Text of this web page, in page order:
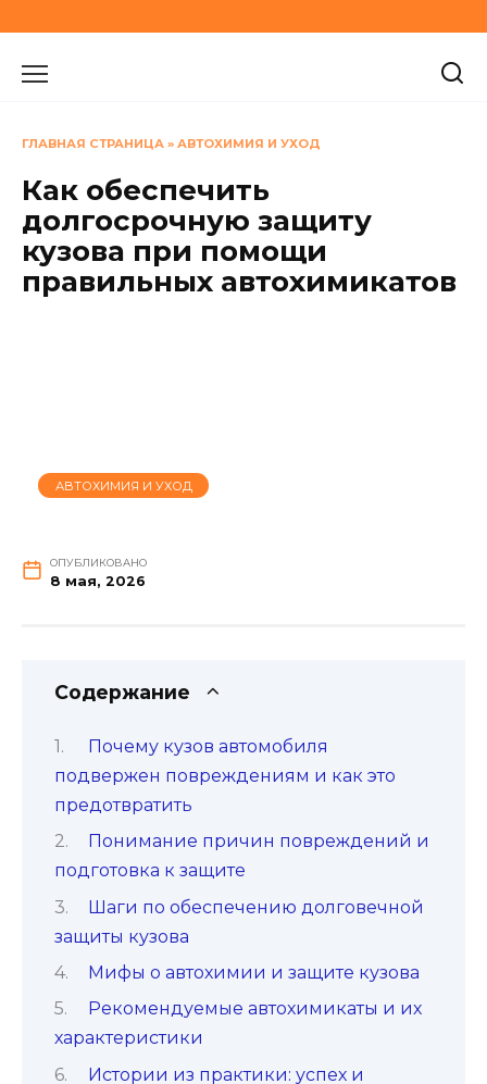
к
содержанию
ГЛАВНАЯ СТРАНИЦА » АВТОХИМИЯ И УХОД
Как обеспечить
долгосрочную защиту
кузова при помощи
правильных автохимикатов
АВТОХИМИЯ И УХОД
ОПУБЛИКОВАНО
8 мая, 2026
Содержание
Почему кузов автомобиля
подвержен повреждениям и как это
предотвратить
Понимание причин повреждений и
подготовка к защите
Шаги по обеспечению долговечной
защиты кузова
Мифы о автохимии и защите кузова
Рекомендуемые автохимикаты и их
характеристики
Истории из практики: успех и